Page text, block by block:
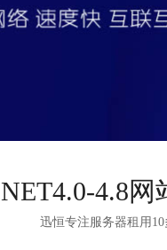
NET4.0-4.8网
迅恒专注服务器租用10